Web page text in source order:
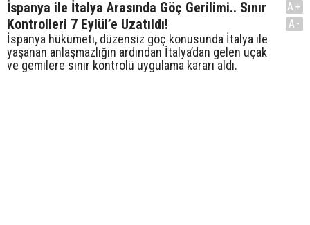
İspanya ile İtalya Arasında Göç Gerilimi.. Sınır
Kontrolleri 7 Eylül’e Uzatıldı!
İspanya hükümeti, düzensiz göç konusunda İtalya ile
yaşanan anlaşmazlığın ardından İtalya’dan gelen uçak
ve gemilere sınır kontrolü uygulama kararı aldı.
A+
A-